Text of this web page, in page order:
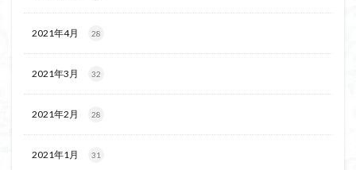
2021年4月 28
2021年3月 32
2021年2月 28
2021年1月 31